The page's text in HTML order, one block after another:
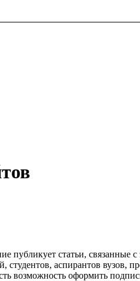
публикует статьи, связанные
аспирантов вузов,
возможность оформить